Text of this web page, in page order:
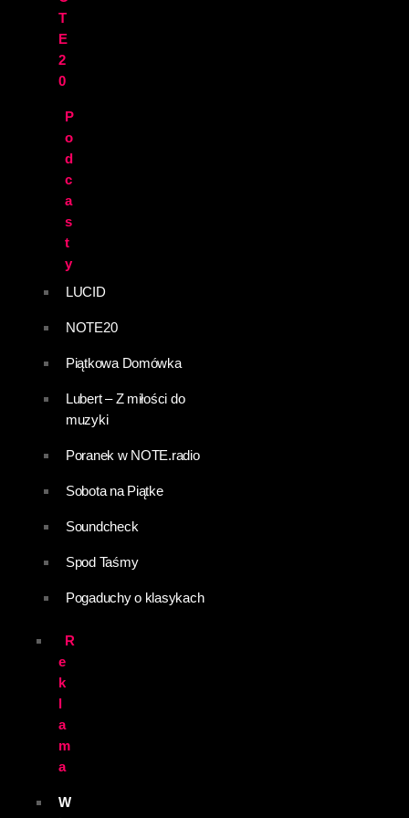
T
E
2
0
P
o
d
c
a
s
t
y
LUCID
NOTE20
Piątkowa Domówka
Lubert – Z miłości do
muzyki
Poranek w NOTE.radio
Sobota na Piątke
Soundcheck
Spod Taśmy
Pogaduchy o klasykach
R
e
k
l
a
m
a
W